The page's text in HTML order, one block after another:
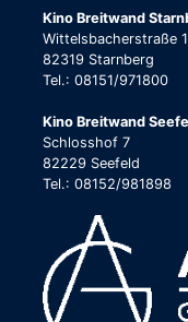
Kino Breitwand
Wittelsbacherstraße
82319 Starnberg
Tel.: 08151/971800
Kino Breitwand
Schlosshof 7
82229 Seefeld
Tel.: 08152/981898